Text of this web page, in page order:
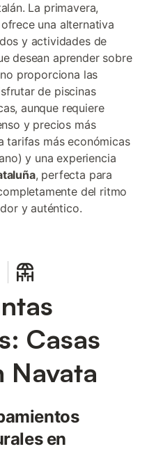
La primavera,
una alternativa
y actividades de
desean aprender sobre
proporciona las
de piscinas
aunque requiere
y precios más
tarifas más económicas
y una experiencia
, perfecta para
del ritmo
y auténtico.
Casas
Navata
en